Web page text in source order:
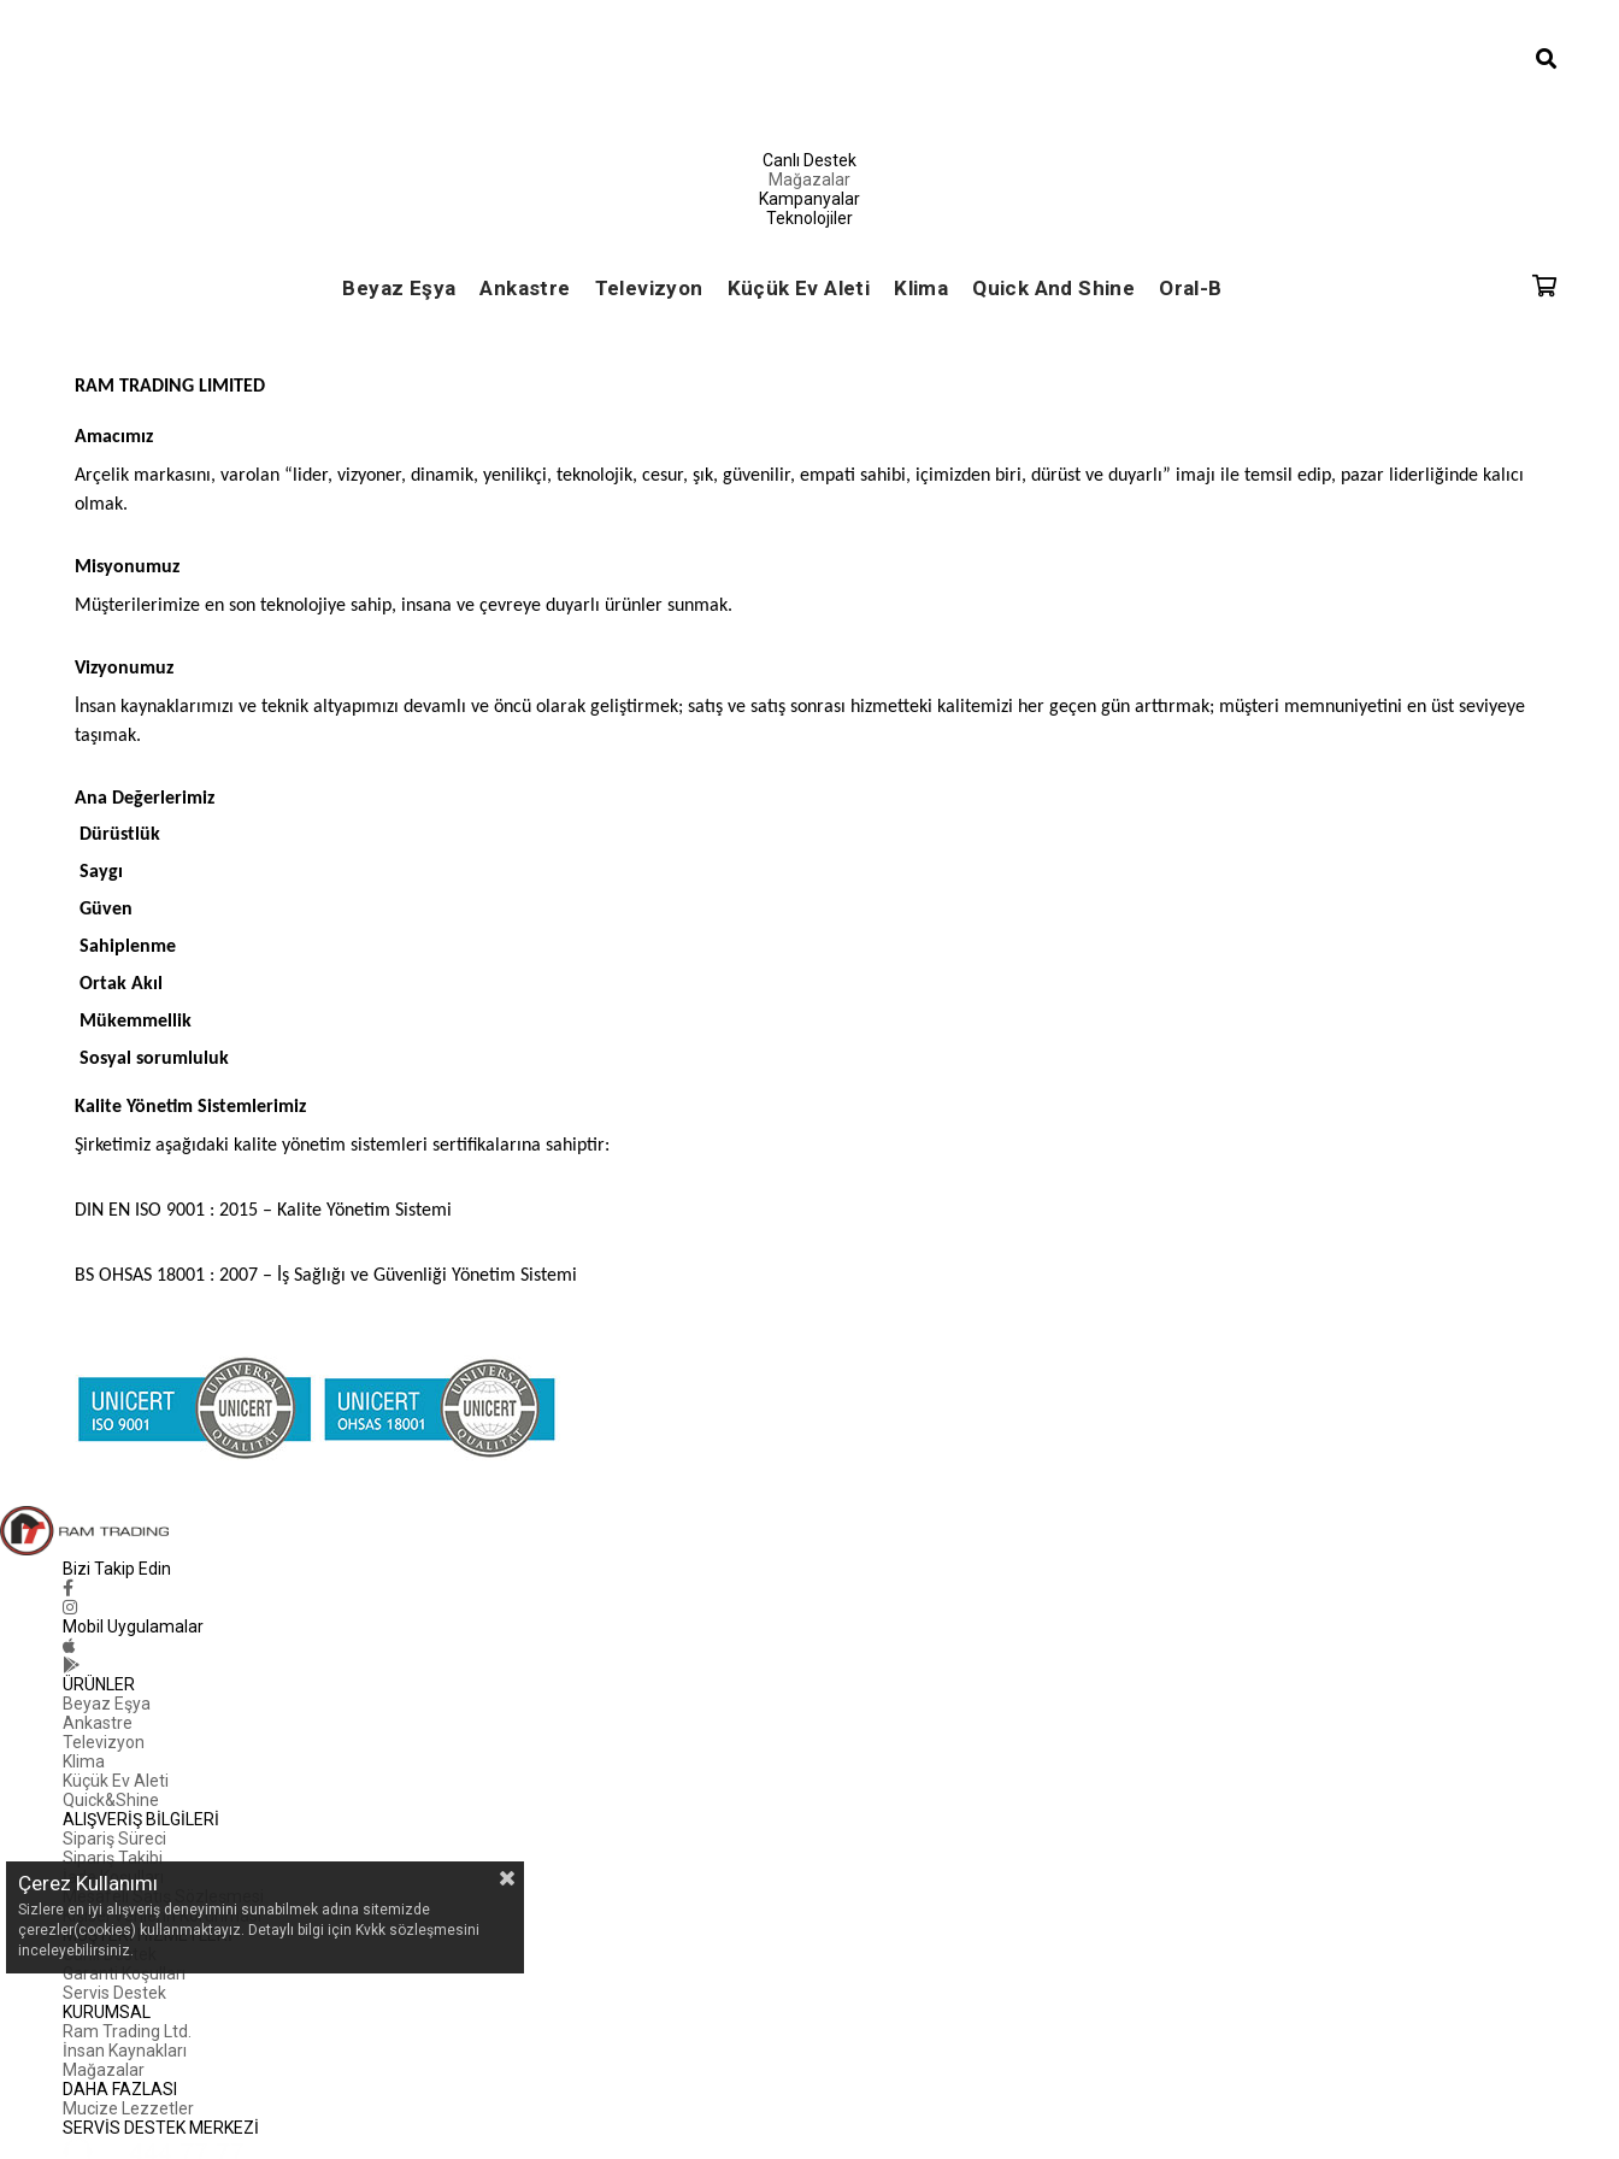
Canlı Destek
Mağazalar
Kampanyalar
Teknolojiler
Beyaz Eşya Ankastre Televizyon Küçük Ev Aleti Klima Quick And Shine Oral-B
RAM TRADING LIMITED
Amacımız
Arçelik markasını, varolan “lider, vizyoner, dinamik, yenilikçi, teknolojik, cesur, şık, güvenilir, empati sahibi, içimizden biri, dürüst ve duyarlı” imajı ile temsil edip, pazar liderliğinde kalıcı
olmak.
Misyonumuz
Müşterilerimize en son teknolojiye sahip, insana ve çevreye duyarlı ürünler sunmak.
Vizyonumuz
İnsan kaynaklarımızı ve teknik altyapımızı devamlı ve öncü olarak geliştirmek; satış ve satış sonrası hizmetteki kalitemizi her geçen gün arttırmak; müşteri memnuniyetini en üst seviyeye
taşımak.
Ana Değerlerimiz
Dürüstlük
Saygı
Güven
Sahiplenme
Ortak Akıl
Mükemmellik
Sosyal sorumluluk
Kalite Yönetim Sistemlerimiz
Şirketimiz aşağıdaki kalite yönetim sistemleri sertifikalarına sahiptir:
DIN EN ISO 9001 : 2015 – Kalite Yönetim Sistemi
BS OHSAS 18001 : 2007 – İş Sağlığı ve Güvenliği Yönetim Sistemi
Bizi Takip Edin
Mobil Uygulamalar
ÜRÜNLER
Beyaz Eşya
Ankastre
Televizyon
Klima
Küçük Ev Aleti
Quick&Shine
ALIŞVERİŞ BİLGİLERİ
Sipariş Süreci
Sipariş Takibi
İade Koşulları
Mesafeli Satış Sözleşmesi
Kişisel Verilerin Korunması
MÜŞTERİ HİZMETLERİ
Canlı Destek
Garanti Koşulları
Servis Destek
KURUMSAL
Ram Trading Ltd.
İnsan Kaynakları
Mağazalar
DAHA FAZLASI
Mucize Lezzetler
SERVİS DESTEK MERKEZİ
Çerez Kullanımı
Sizlere en iyi alışveriş deneyimini sunabilmek adına sitemizde
çerezler(cookies) kullanmaktayız. Detaylı bilgi için Kvkk sözleşmesini
inceleyebilirsiniz.